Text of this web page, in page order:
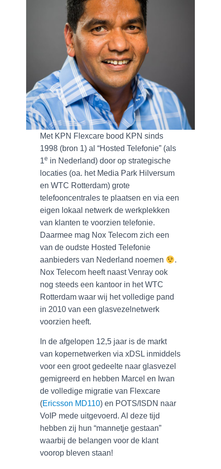
Met KPN Flexcare bood KPN sinds
1998 (bron 1) al “Hosted Telefonie” (als
1e in Nederland) door op strategische
locaties (oa. het Media Park Hilversum
en WTC Rotterdam) grote
telefooncentrales te plaatsen en via een
eigen lokaal netwerk de werkplekken
van klanten te voorzien telefonie.
Daarmee mag Nox Telecom zich een
van de oudste Hosted Telefonie
aanbieders van Nederland noemen
.
Nox Telecom heeft naast Venray ook
nog steeds een kantoor in het WTC
Rotterdam waar wij het volledige pand
in 2010 van een glasvezelnetwerk
voorzien heeft.
In de afgelopen 12,5 jaar is de markt
van kopernetwerken via xDSL inmiddels
voor een groot gedeelte naar glasvezel
gemigreerd en hebben Marcel en Iwan
de volledige migratie van Flexcare
(Ericsson MD110) en POTS/ISDN naar
VoIP mede uitgevoerd. Al deze tijd
hebben zij hun “mannetje gestaan”
waarbij de belangen voor de klant
voorop bleven staan!